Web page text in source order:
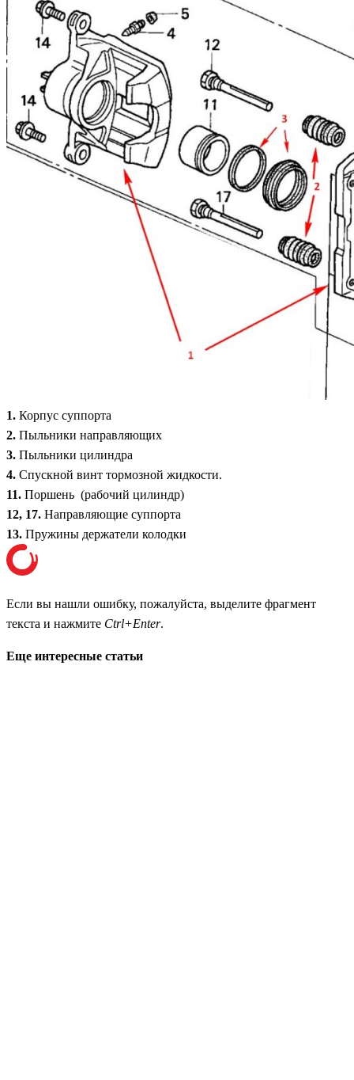
1. Корпус суппорта
2. Пыльники направляющих
3. Пыльники цилиндра
4. Спускной винт тормозной жидкости.
11. Поршень (рабочий цилиндр)
12, 17. Направляющие суппорта
13. Пружины держатели колодки
Если вы нашли ошибку, пожалуйста, выделите фрагмент
текста и нажмите Ctrl+Enter.
Еще интересные статьи